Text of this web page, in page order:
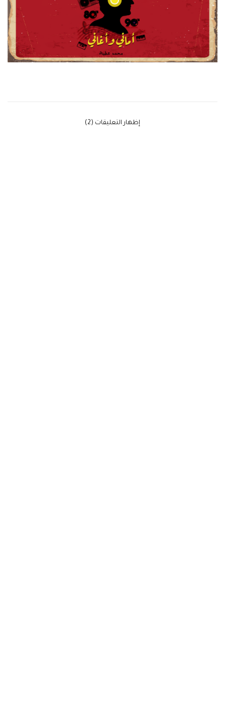
‫إظهار التعليقات (2)